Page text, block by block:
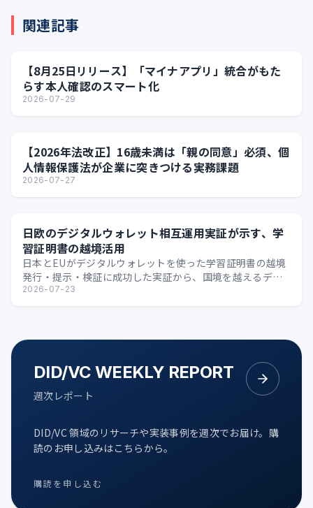
関連記事
【8月25日リリース】「マイナアプリ」統合がもた
らす本人確認のスマート化
2026-07-29
【2026年法改正】16歳未満は「親の同意」必須、個
人情報保護法が企業に突きつける実務課題
2026-07-27
日欧のデジタルウォレット相互運用実証が示す、学
習証明書の越境活用
日本とEUがデジタルウォレットを使った学習証明書の越境
発行・提示・検証に成功した実証から、国境を越えるデジ
タル証明の可能性を整理します。
2026-07-23
DID/VC WEEKLY REPORT
週次レポート
DID/VC 領域のリサーチや実装事例を週次でお届け。購
読のお申し込みはこちらから。
購読を申し込む